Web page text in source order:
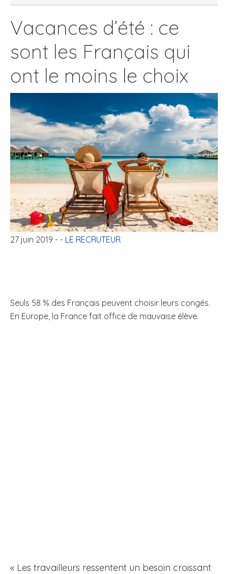
Vacances d’été : ce
sont les Français qui
ont le moins le choix
27 juin 2019 - - LE RECRUTEUR
Seuls 58 % des Français peuvent choisir leurs congés.
En Europe, la France fait office de mauvaise élève.
« Les travailleurs ressentent un besoin croissant